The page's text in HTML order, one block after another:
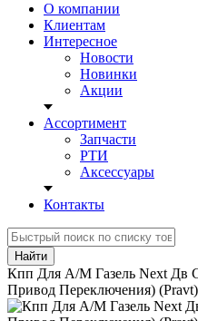
О компании
Клиентам
Интересное
Новости
Новинки
Акции
Ассортимент
Запчасти
РТИ
Аксессуары
Контакты
Найти
Кпп Для А/М Газель Next Дв
Привод Переключения) (Pravt)